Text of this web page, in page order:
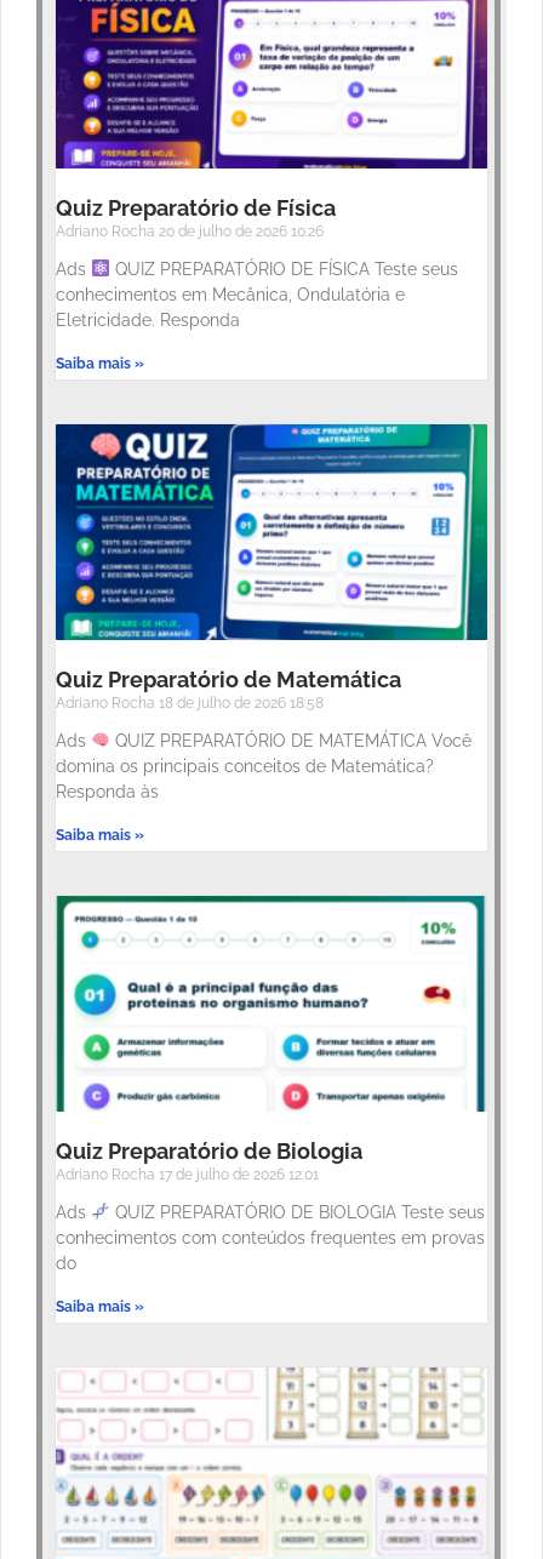
Quiz Preparatório de Física
Adriano Rocha 20 de julho de 2026 10:26
Ads
QUIZ PREPARATÓRIO DE FÍSICA Teste seus
conhecimentos em Mecânica, Ondulatória e
Eletricidade. Responda
Saiba mais »
Quiz Preparatório de Matemática
Adriano Rocha 18 de julho de 2026 18:58
Ads
QUIZ PREPARATÓRIO DE MATEMÁTICA Você
domina os principais conceitos de Matemática?
Responda às
Saiba mais »
Quiz Preparatório de Biologia
Adriano Rocha 17 de julho de 2026 12:01
Ads
QUIZ PREPARATÓRIO DE BIOLOGIA Teste seus
conhecimentos com conteúdos frequentes em provas
do
Saiba mais »